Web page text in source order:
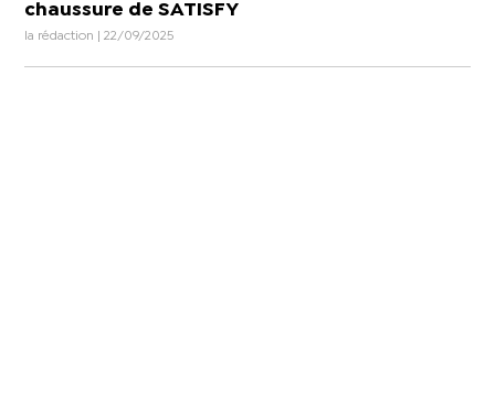
chaussure de SATISFY
la rédaction | 22/09/2025